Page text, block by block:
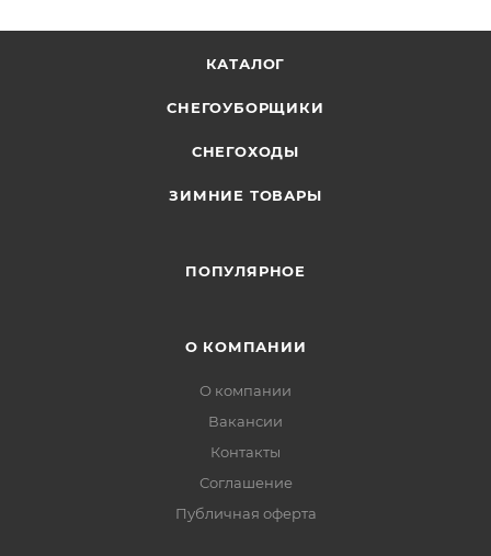
КАТАЛОГ
СНЕГОУБОРЩИКИ
СНЕГОХОДЫ
ЗИМНИЕ ТОВАРЫ
ПОПУЛЯРНОЕ
О КОМПАНИИ
О компании
Вакансии
Контакты
Соглашение
Публичная оферта